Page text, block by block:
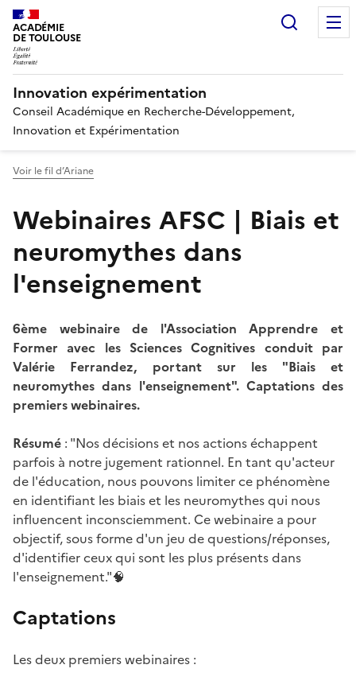
ACADÉMIE
DE TOULOUSE
Innovation expérimentation
Conseil Académique en Recherche-Développement,
Innovation et Expérimentation
Voir le fil d’Ariane
Webinaires AFSC | Biais et
neuromythes dans
l'enseignement
6ème webinaire de l'Association Apprendre et
Former avec les Sciences Cognitives conduit par
Valérie Ferrandez, portant sur les "Biais et
neuromythes dans l'enseignement". Captations des
premiers webinaires.
Résumé : "Nos décisions et nos actions échappent
parfois à notre jugement rationnel. En tant qu'acteur
de l'éducation, nous pouvons limiter ce phénomène
en identifiant les biais et les neuromythes qui nous
influencent inconsciemment. Ce webinaire a pour
objectif, sous forme d'un jeu de questions/réponses,
d'identifier ceux qui sont les plus présents dans
l'enseignement."🧠
Captations
Les deux premiers webinaires :